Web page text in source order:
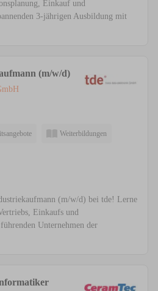
Einkauf und
3-jährigen Ausbildung mit
(m/w/d)
Weiterbildungen
(m/w/d) bei tde! Lerne
Einkaufs und
Unternehmen der